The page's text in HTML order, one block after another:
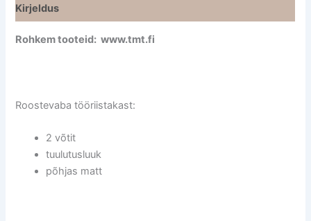
Kirjeldus
Rohkem tooteid: www.tmt.fi
Roostevaba tööriistakast:
2 võtit
tuulutusluuk
põhjas matt